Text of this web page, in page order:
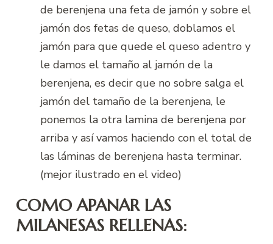
de berenjena una feta de jamón y sobre el
jamón dos fetas de queso, doblamos el
jamón para que quede el queso adentro y
le damos el tamaño al jamón de la
berenjena, es decir que no sobre salga el
jamón del tamaño de la berenjena, le
ponemos la otra lamina de berenjena por
arriba y así vamos haciendo con el total de
las láminas de berenjena hasta terminar.
(mejor ilustrado en el video)
COMO APANAR LAS
MILANESAS RELLENAS: